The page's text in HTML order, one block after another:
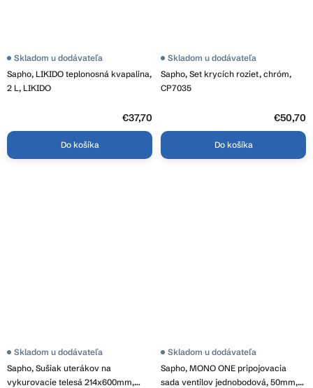
Sapho, LIKIDO teplonosná kvapalina,
2 L, LIKIDO
Skladom u dodávateľa
€37,70
Do košíka
Sapho, Set krycích roziet, chróm,
CP7035
Skladom u dodávateľa
€50,70
Do košíka
Sapho, Sušiak uterákov na
vykurovacie telesá 214x600mm,
Skladom u dodávateľa
Sapho, MONO ONE pripojovacia
sada ventilov jednobodová, 50mm,
Skladom u dodávateľa